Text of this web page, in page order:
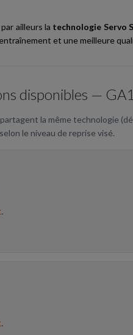
ailleurs la technologie Servo
et une meilleure
disponibles —
la même technologie
le niveau de reprise visé.